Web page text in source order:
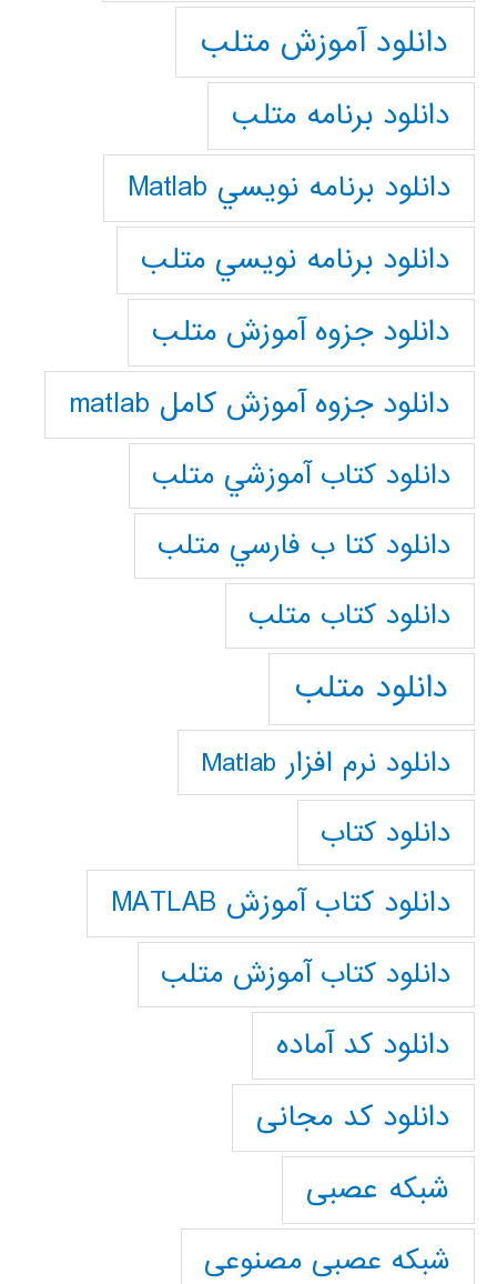
دانلود آموزش متلب
دانلود برنامه متلب
دانلود برنامه نويسي Matlab
دانلود برنامه نويسي متلب
دانلود جزوه آموزش متلب
دانلود جزوه آموزش کامل matlab
دانلود كتاب آموزشي متلب
دانلود كتا ب فارسي متلب
دانلود كتاب متلب
دانلود متلب
دانلود نرم افزار Matlab
دانلود کتاب
دانلود کتاب آموزش MATLAB
دانلود کتاب آموزش متلب
دانلود کد آماده
دانلود کد مجانی
شبکه عصبی
شبکه عصبی مصنوعی